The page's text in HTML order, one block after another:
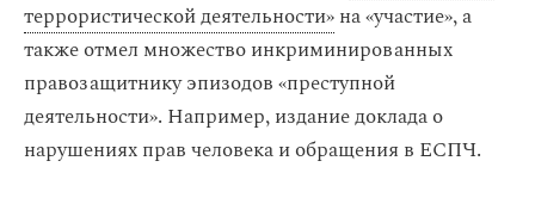
террористической деятельности»на «участие», а
также отмел множество инкриминированных
правозащитнику эпизодов «преступной
деятельности». Например, издание доклада о
нарушениях прав человека и обращения в ЕСПЧ.